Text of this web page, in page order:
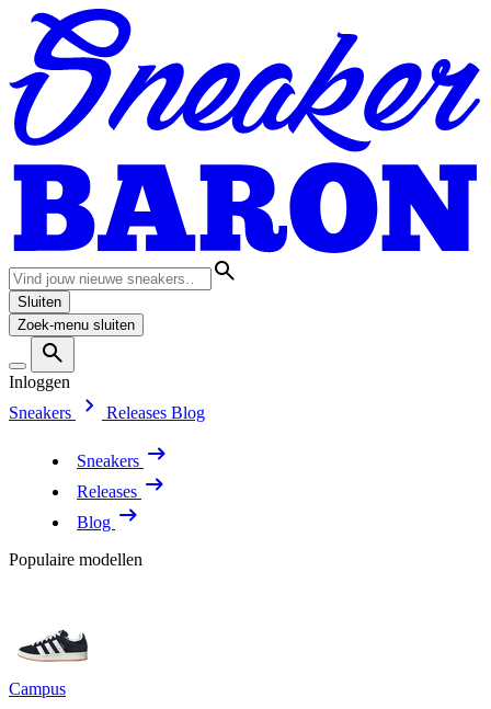
Sluiten
Zoek-menu sluiten
Inloggen
Sneakers
Releases Blog
Sneakers
Releases
Blog
Populaire modellen
Campus